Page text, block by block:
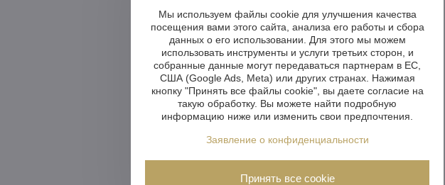
Мы используем файлы cookie для улучшения качества
посещения вами этого сайта, анализа его работы и сбора
данных о его использовании. Для этого мы можем
использовать инструменты и услуги третьих сторон, и
собранные данные могут передаваться партнерам в ЕС,
США (Google Ads, Meta) или других странах. Нажимая
кнопку "Принять все файлы cookie", вы даете согласие на
такую обработку. Вы можете найти подробную
информацию ниже или изменить свои предпочтения.
Заявление о конфиденциальности
Принять все cookie